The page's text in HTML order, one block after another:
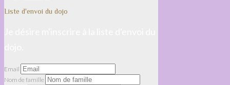
Liste d'envoi du dojo
Email
Nom de famille